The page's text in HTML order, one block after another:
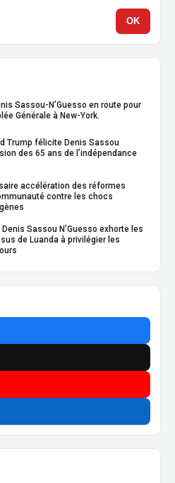
OK
Sassou-N’Guesso en route pour
Générale à New-York.
Trump félicite Denis Sassou
des 65 ans de l’indépendance
accélération des réformes
contre les chocs
Denis Sassou N’Guesso exhorte les
de Luanda à privilégier les